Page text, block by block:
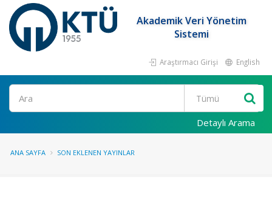
Akademik Veri Yönetim
Sistemi
Araştırmacı Girişi English
Ara
Detaylı Arama
ANA SAYFA SON EKLENEN YAYINLAR